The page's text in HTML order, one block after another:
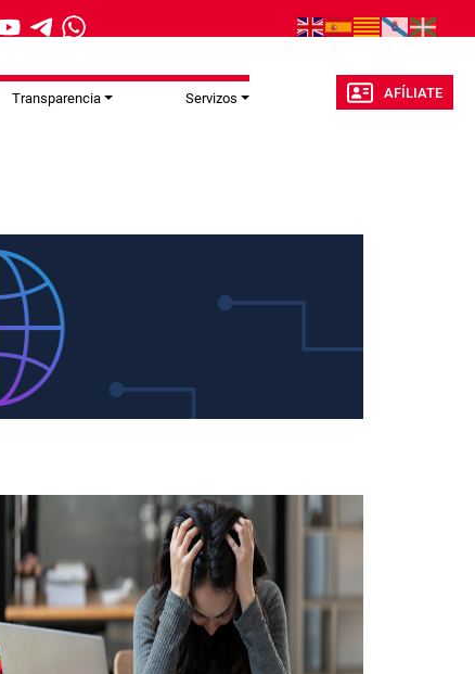
Transparencia Servizos AFÍLIATE